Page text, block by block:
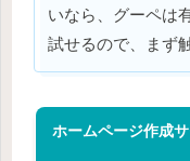
いなら、グーペは
試せるので、まず
ホームページ作成